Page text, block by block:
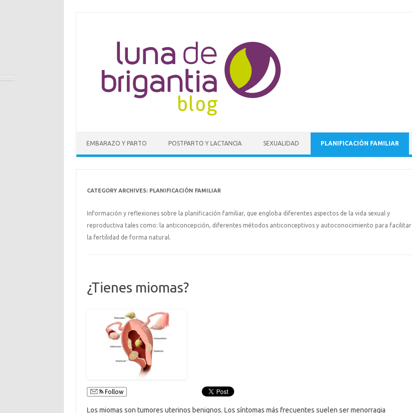
EMBARAZO Y PARTO POSTPARTO Y LACTANCIA SEXUALIDAD PLANIFICACIÓN FAMILIAR
CATEGORY ARCHIVES: PLANIFICACIÓN FAMILIAR
Información y reflexiones sobre la planificación familiar, que engloba diferentes aspectos de la vida sexual y
reproductiva tales como: la anticoncepción, diferentes métodos anticonceptivos y autoconocimiento para facilitar
la fertilidad de forma natural.
¿Tienes miomas?
Follow
Los miomas son tumores uterinos benignos. Los síntomas más frecuentes suelen ser menorragia